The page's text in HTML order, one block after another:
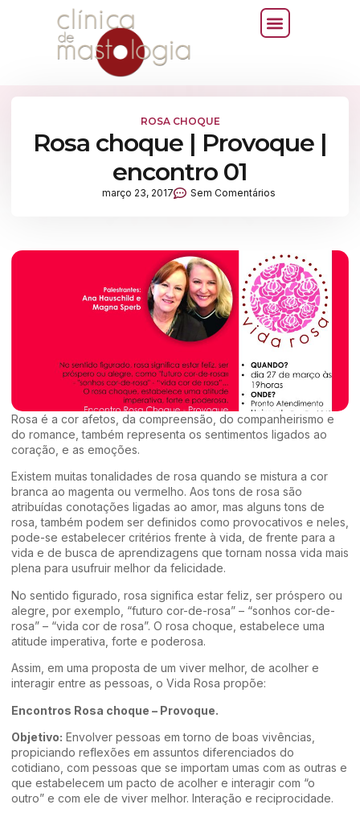
ROSA CHOQUE
Rosa choque | Provoque |
encontro 01
março 23, 2017 Sem Comentários
Rosa é a cor afetos, da compreensão, do companheirismo e
do romance, também representa os sentimentos ligados ao
coração, e as emoções.
Existem muitas tonalidades de rosa quando se mistura a cor
branca ao magenta ou vermelho. Aos tons de rosa são
atribuídas conotações ligadas ao amor, mas alguns tons de
rosa, também podem ser definidos como provocativos e neles,
pode-se estabelecer critérios frente à vida, de frente para a
vida e de busca de aprendizagens que tornam nossa vida mais
plena para usufruir melhor da felicidade.
No sentido figurado, rosa significa estar feliz, ser próspero ou
alegre, por exemplo, “futuro cor-de-rosa” – “sonhos cor-de-
rosa” – “vida cor de rosa”. O rosa choque, estabelece uma
atitude imperativa, forte e poderosa.
Assim, em uma proposta de um viver melhor, de acolher e
interagir entre as pessoas, o Vida Rosa propõe:
Encontros Rosa choque – Provoque.
Objetivo: Envolver pessoas em torno de boas vivências,
propiciando reflexões em assuntos diferenciados do
cotidiano, com pessoas que se importam umas com as outras e
que estabelecem um pacto de acolher e interagir com “o
outro” e com ele de viver melhor. Interação e reciprocidade.